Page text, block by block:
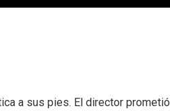
a sus pies. El director prometió